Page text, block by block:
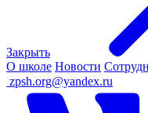
Закрыть
О школе Новости
zpsh.org@yandex.ru